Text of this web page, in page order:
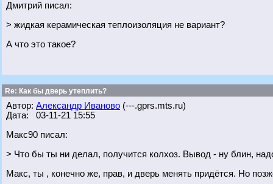
Дмитрий писал:
> жидкая керамическая теплоизоляция не вариант?
А что это такое?
Re: Как бы дверь утеплить?
Автор: Александр Иваново (---.gprs.mts.ru)
Дата: 03-11-21 15:55
Макс90 писал:
> Что бы ты ни делал, получится колхоз. Вывод - ну блин,
Макс, ты , конечно же, прав, и дверь менять придётся. Но